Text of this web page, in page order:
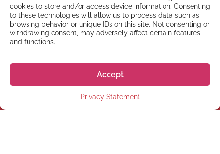
cookies to store and/or access device information. Consenting
to these technologies will allow us to process data such as
browsing behavior or unique IDs on this site. Not consenting or
withdrawing consent, may adversely affect certain features
and functions.
Accept
Privacy Statement
NEWSLETTER
Registrati alla nostra
Newsletter